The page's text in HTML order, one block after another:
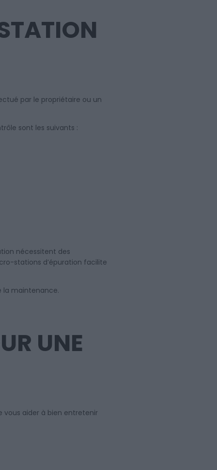
par le propriétaire ou un
sont les suivants :
nécessitent des
stations d’épuration facilite
la maintenance.
UNE
vous aider à bien entretenir